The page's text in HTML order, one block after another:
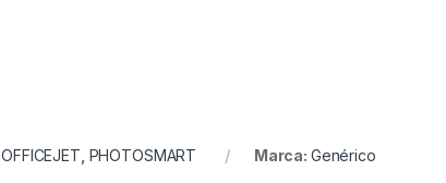
,OFFICEJET PHOTOSMART Marca: Genérico